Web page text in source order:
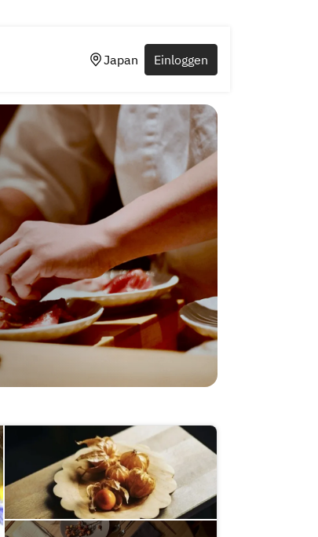
Japan Einloggen